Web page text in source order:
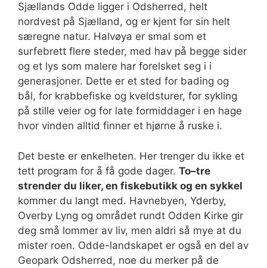
Sjællands Odde ligger i Odsherred, helt
nordvest på Sjælland, og er kjent for sin helt
særegne natur. Halvøya er smal som et
surfebrett flere steder, med hav på begge sider
og et lys som malere har forelsket seg i i
generasjoner. Dette er et sted for bading og
bål, for krabbefiske og kveldsturer, for sykling
på stille veier og for late formiddager i en hage
hvor vinden alltid finner et hjørne å ruske i.
Det beste er enkelheten. Her trenger du ikke et
tett program for å få gode dager. To–tre
strender du liker, en fiskebutikk og en sykkel
kommer du langt med. Havnebyen, Yderby,
Overby Lyng og området rundt Odden Kirke gir
deg små lommer av liv, men aldri så mye at du
mister roen. Odde-landskapet er også en del av
Geopark Odsherred, noe du merker på de